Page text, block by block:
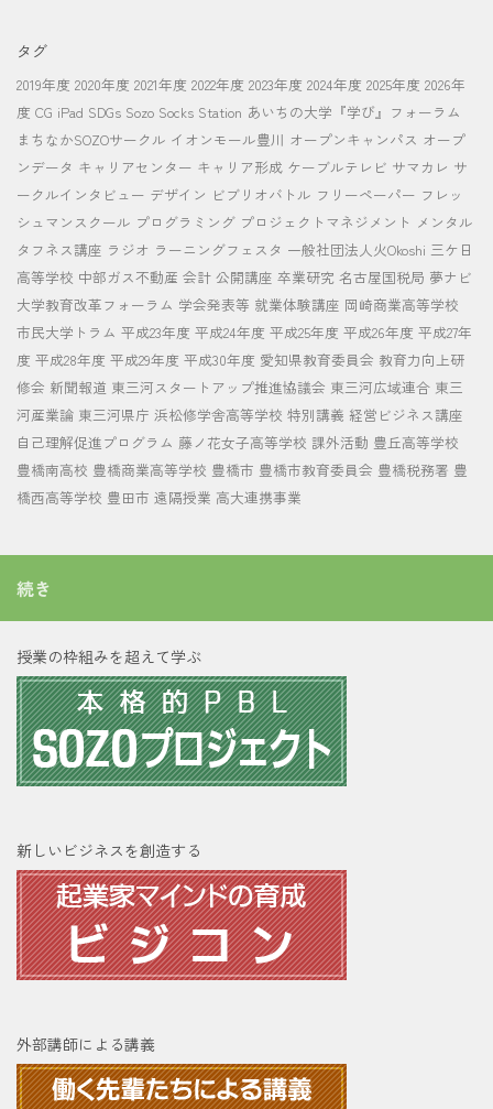
リ
タグ
2019年度 2020年度 2021年度 2022年度 2023年度 2024年度 2025年度 2026年
度 CG iPad SDGs Sozo Socks Station あいちの大学『学び』フォーラム
まちなかSOZOサークル イオンモール豊川 オープンキャンパス オープ
ンデータ キャリアセンター キャリア形成 ケーブルテレビ サマカレ サ
ークルインタビュー デザイン ビブリオバトル フリーペーパー フレッ
シュマンスクール プログラミング プロジェクトマネジメント メンタル
タフネス講座 ラジオ ラーニングフェスタ 一般社団法人火Okoshi 三ケ日
高等学校 中部ガス不動産 会計 公開講座 卒業研究 名古屋国税局 夢ナビ
大学教育改革フォーラム 学会発表等 就業体験講座 岡崎商業高等学校
市民大学トラム 平成23年度 平成24年度 平成25年度 平成26年度 平成27年
度 平成28年度 平成29年度 平成30年度 愛知県教育委員会 教育力向上研
修会 新聞報道 東三河スタートアップ推進協議会 東三河広域連合 東三
河産業論 東三河県庁 浜松修学舎高等学校 特別講義 経営ビジネス講座
自己理解促進プログラム 藤ノ花女子高等学校 課外活動 豊丘高等学校
豊橋南高校 豊橋商業高等学校 豊橋市 豊橋市教育委員会 豊橋税務署 豊
橋西高等学校 豊田市 遠隔授業 高大連携事業
続き
授業の枠組みを超えて学ぶ
新しいビジネスを創造する
外部講師による講義